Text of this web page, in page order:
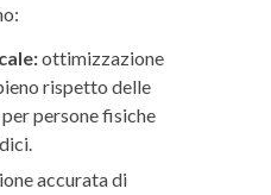
ottimizzazione
rispetto delle
persone fisiche
accurata di